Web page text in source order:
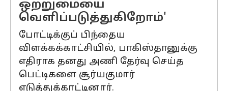
ஒற்றுமையை
வெளிப்படுத்துகிறோம்'
போட்டிக்குப் பிந்தைய
விளக்கக்காட்சியில், பாகிஸ்தானுக்கு
எதிராக தனது அணி தேர்வு செய்த
பெட்டிகளை சூர்யகுமார்
எடுத்துக்காட்டினார்.